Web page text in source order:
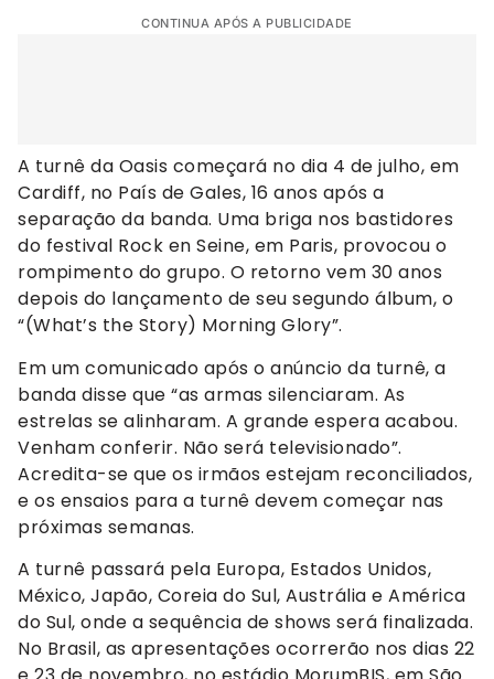
CONTINUA APÓS A PUBLICIDADE
A turnê da Oasis começará no dia 4 de julho, em
Cardiff, no País de Gales, 16 anos após a
separação da banda. Uma briga nos bastidores
do festival Rock en Seine, em Paris, provocou o
rompimento do grupo. O retorno vem 30 anos
depois do lançamento de seu segundo álbum, o
“(What’s the Story) Morning Glory”.
Em um comunicado após o anúncio da turnê, a
banda disse que “as armas silenciaram. As
estrelas se alinharam. A grande espera acabou.
Venham conferir. Não será televisionado”.
Acredita-se que os irmãos estejam reconciliados,
e os ensaios para a turnê devem começar nas
próximas semanas.
A turnê passará pela Europa, Estados Unidos,
México, Japão, Coreia do Sul, Austrália e América
do Sul, onde a sequência de shows será finalizada.
No Brasil, as apresentações ocorrerão nos dias 22